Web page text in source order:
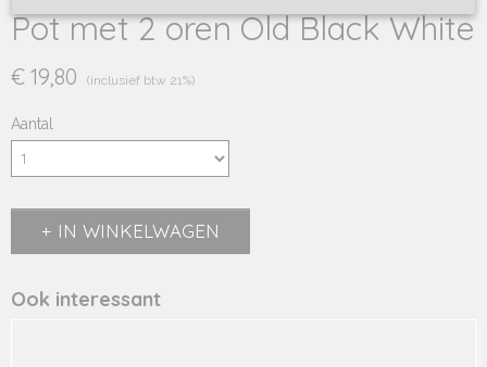
Pot met 2 oren Old Black White
€ 19,80 (inclusief btw 21%)
Aantal
IN WINKELWAGEN
Ook interessant